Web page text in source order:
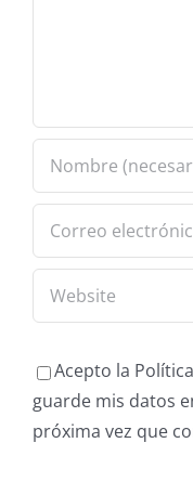
Acepto la
guarde mis datos
próxima vez que